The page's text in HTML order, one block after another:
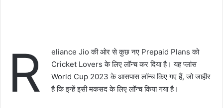
R
eliance Jio की ओर से कुछ नए Prepaid Plans को
Cricket Lovers के लिए लॉन्च कर दिया है। यह प्लांस
World Cup 2023 के आसपास लॉन्च किए गए हैं, जो जाहीर
है कि इन्हें इसी मकसद के लिए लॉन्च किया गया है।